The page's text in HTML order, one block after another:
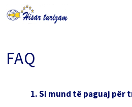
FAQ
1. Si mund të paguaj për